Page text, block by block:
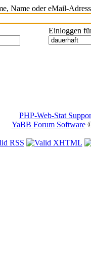
Name oder eMail-
Einloggen
PHP-Web-Stat
YaBB Forum Software©